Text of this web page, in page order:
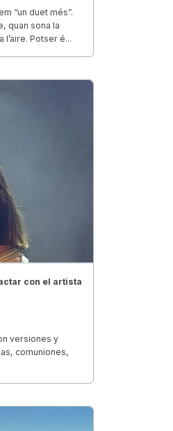
“un duet més”.
quan sona la
l’aire. Potser é...
con el artista
versiones y
comuniones,